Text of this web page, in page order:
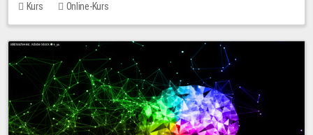
Kurs Online-Kurs